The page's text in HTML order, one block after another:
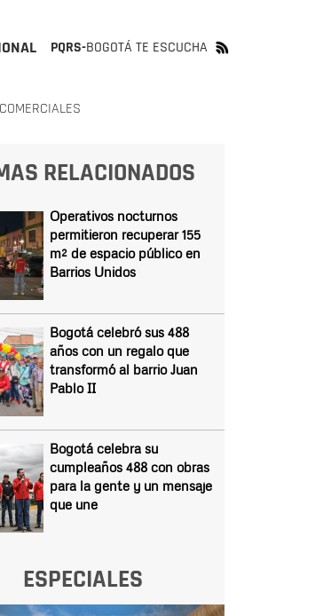
PQRS-BOGOTÁ TE ESCUCHA
RELACIONADOS
Operativos nocturnos
permitieron recuperar 155
m² de espacio público en
Barrios Unidos
Bogotá celebró sus 488
años con un regalo que
transformó al barrio Juan
Pablo II
Bogotá celebra su
cumpleaños 488 con obras
para la gente y un mensaje
que une
ESPECIALES